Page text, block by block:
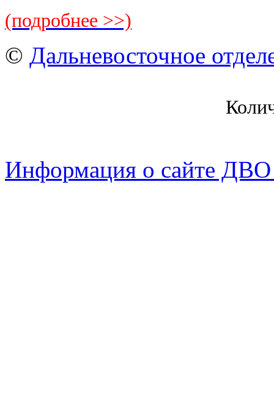
(подробнее >>)
© Дальневосточное
Информация о сайте